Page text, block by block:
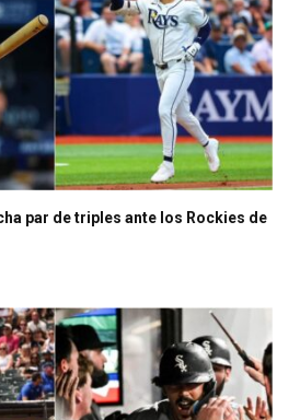
par de triples ante los Rockies de